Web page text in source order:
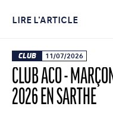
LIRE L'ARTICLE
CLUB 11/07/2026
CLUB ACO -
2026 EN SARTHE